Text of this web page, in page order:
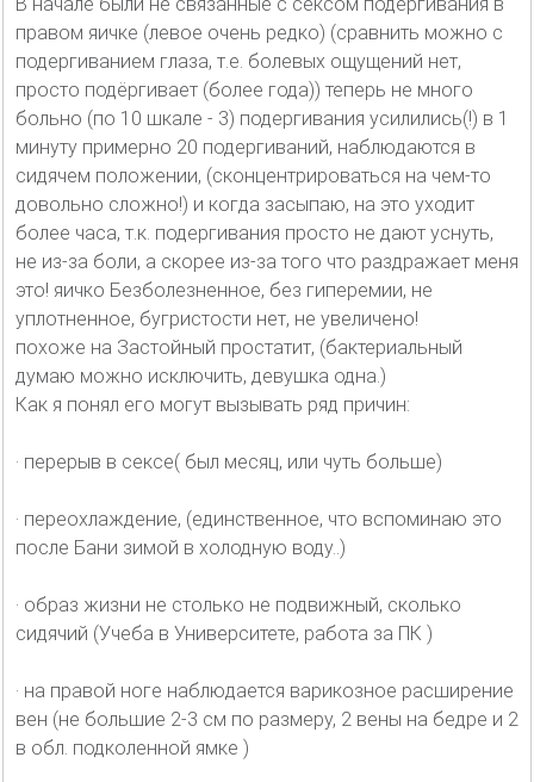
В начале были не связанные с сексом подергивания в
правом яичке (левое очень редко) (сравнить можно с
подергиванием глаза, т.е. болевых ощущений нет,
просто подёргивает (более года)) теперь не много
больно (по 10 шкале - 3) подергивания усилились(!) в 1
минуту примерно 20 подергиваний, наблюдаются в
сидячем положении, (сконцентрироваться на чем-то
довольно сложно!) и когда засыпаю, на это уходит
более часа, т.к. подергивания просто не дают уснуть,
не из-за боли, а скорее из-за того что раздражает меня
это! яичко Безболезненное, без гиперемии, не
уплотненное, бугристости нет, не увеличено!
похоже на Застойный простатит, (бактериальный
думаю можно исключить, девушка одна.)
Как я понял его могут вызывать ряд причин:
· перерыв в сексе( был месяц, или чуть больше)
· переохлаждение, (единственное, что вспоминаю это
после Бани зимой в холодную воду..)
· образ жизни не столько не подвижный, сколько
сидячий (Учеба в Университете, работа за ПК )
· на правой ноге наблюдается варикозное расширение
вен (не большие 2-3 см по размеру, 2 вены на бедре и 2
в обл. подколенной ямке )